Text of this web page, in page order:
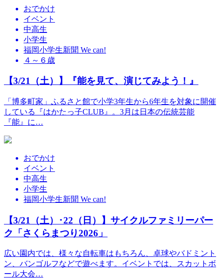
おでかけ
イベント
中高生
小学生
福岡小学生新聞 We can!
４～６歳
【3/21（土）】『能を見て、演じてみよう！』
「博多町家」ふるさと館で小学3年生から6年生を対象に開催
している『はかたっ子CLUB』。3月は日本の伝統芸能
『能』に…
おでかけ
イベント
中高生
小学生
福岡小学生新聞 We can!
【3/21（土）･22（日）】サイクルファミリーパー
ク「さくらまつり2026」
広い園内では、様々な自転車はもちろん、卓球やバドミント
ン、バンゴルフなどで遊べます。イベントでは、スカットボ
ール大会…